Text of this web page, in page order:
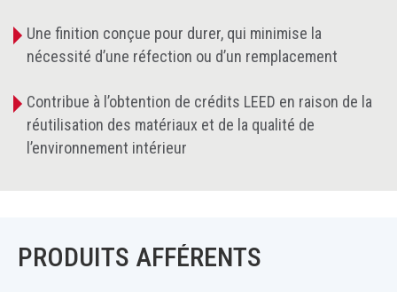
Une finition conçue pour durer, qui minimise la
nécessité d’une réfection ou d’un remplacement
Contribue à l’obtention de crédits LEED en raison de la
réutilisation des matériaux et de la qualité de
l’environnement intérieur
PRODUITS AFFÉRENTS